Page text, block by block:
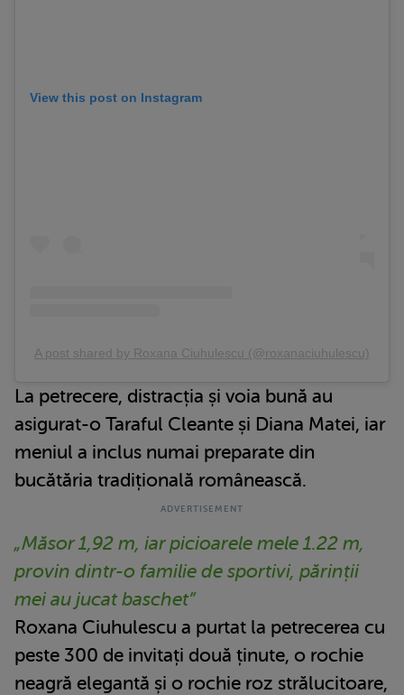
View this post on Instagram
A post shared by Roxana Ciuhulescu (@roxanaciuhulescu)
La petrecere, distracția și voia bună au
asigurat-o Taraful Cleante și Diana Matei, iar
meniul a inclus numai preparate din
bucătăria tradițională românească.
„Măsor 1,92 m, iar picioarele mele 1.22 m,
provin dintr-o familie de sportivi, părinții
mei au jucat baschet”
Roxana Ciuhulescu a purtat la petrecerea cu
peste 300 de invitați două ținute, o rochie
neagră elegantă și o rochie roz strălucitoare,